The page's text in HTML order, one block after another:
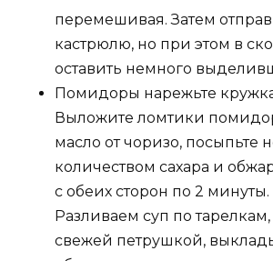
перемешивая. Затем
кастрюлю, но при этом в
оставить немного
Помидоры нарежьте
Выложите ломтики
масло от чоризо, посыпьте
количеством сахара и
с обеих сторон по 2 минуты.
Разливаем суп по
свежей петрушкой,